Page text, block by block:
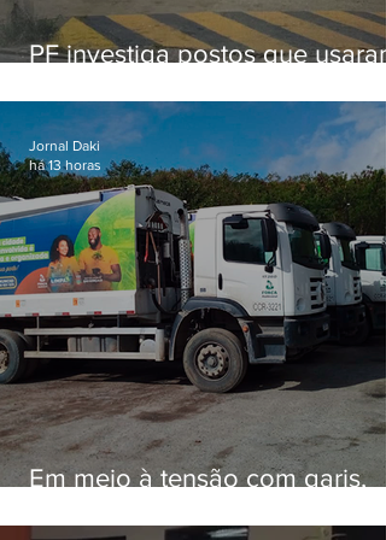
PF investiga postos que usaram
secretário morto em 2020
Em meio à tensão com garis,
26,9% com prefeitura e
Jornal Daki
há 13 horas